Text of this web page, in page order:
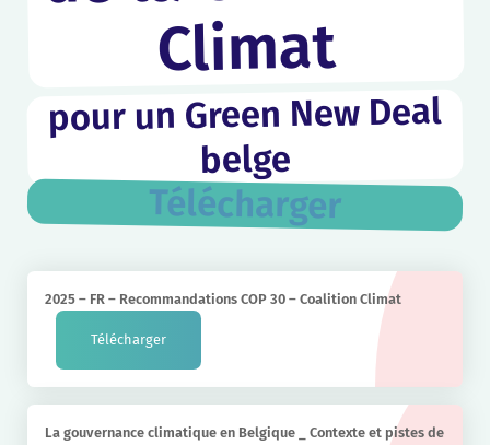
Climat
pour un Green New Deal
belge
Télécharger
2025 – FR – Recommandations COP 30 – Coalition Climat
Télécharger
La gouvernance climatique en Belgique _ Contexte et pistes de